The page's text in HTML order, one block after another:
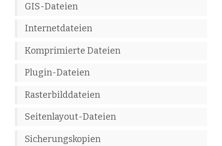
GIS-Dateien
Internetdateien
Komprimierte Dateien
Plugin-Dateien
Rasterbilddateien
Seitenlayout-Dateien
Sicherungskopien